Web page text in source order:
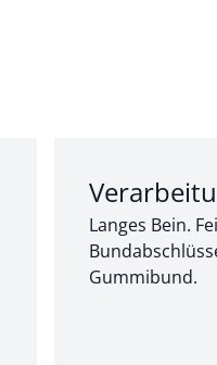
Abschnitt 2 von
Langes Bein.
Gummibund.